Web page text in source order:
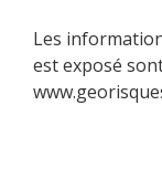
Les
est exposé